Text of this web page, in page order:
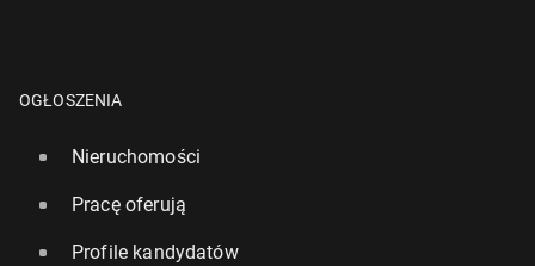
OGŁOSZENIA
Nieruchomości
Pracę oferują
Profile kandydatów